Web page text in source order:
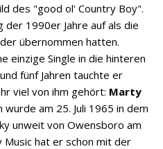
die Kraft der Akustik
des "good ol' Country Boy".
der 1990er Jahre auf als die
übernommen hatten.
einzige Single in die hinteren
fünf Jahren tauchte er
viel von ihm gehört: Marty
am 25. Juli 1965 in dem
unweit von Owensboro am
Music hat er schon mit der